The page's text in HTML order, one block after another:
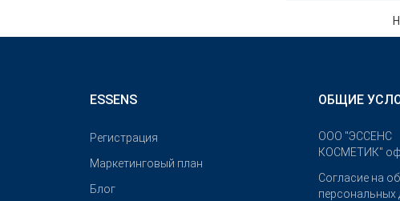
ESSENS
Pегистрация
Маркетинговый план
Блог
ОБЩИЕ
OOO "ЭССЕНС
КОСМЕТИК"
Согласие на
персональных